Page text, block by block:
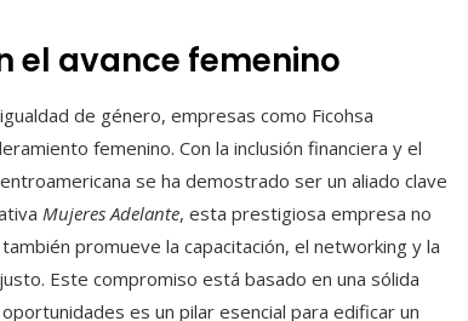
el avance femenino
de género, empresas como Ficohsa
femenino. Con la inclusión financiera y el
se ha demostrado ser un aliado clave
Mujeres Adelante, esta prestigiosa empresa no
promueve la capacitación, el networking y la
Este compromiso está basado en una sólida
es un pilar esencial para edificar un